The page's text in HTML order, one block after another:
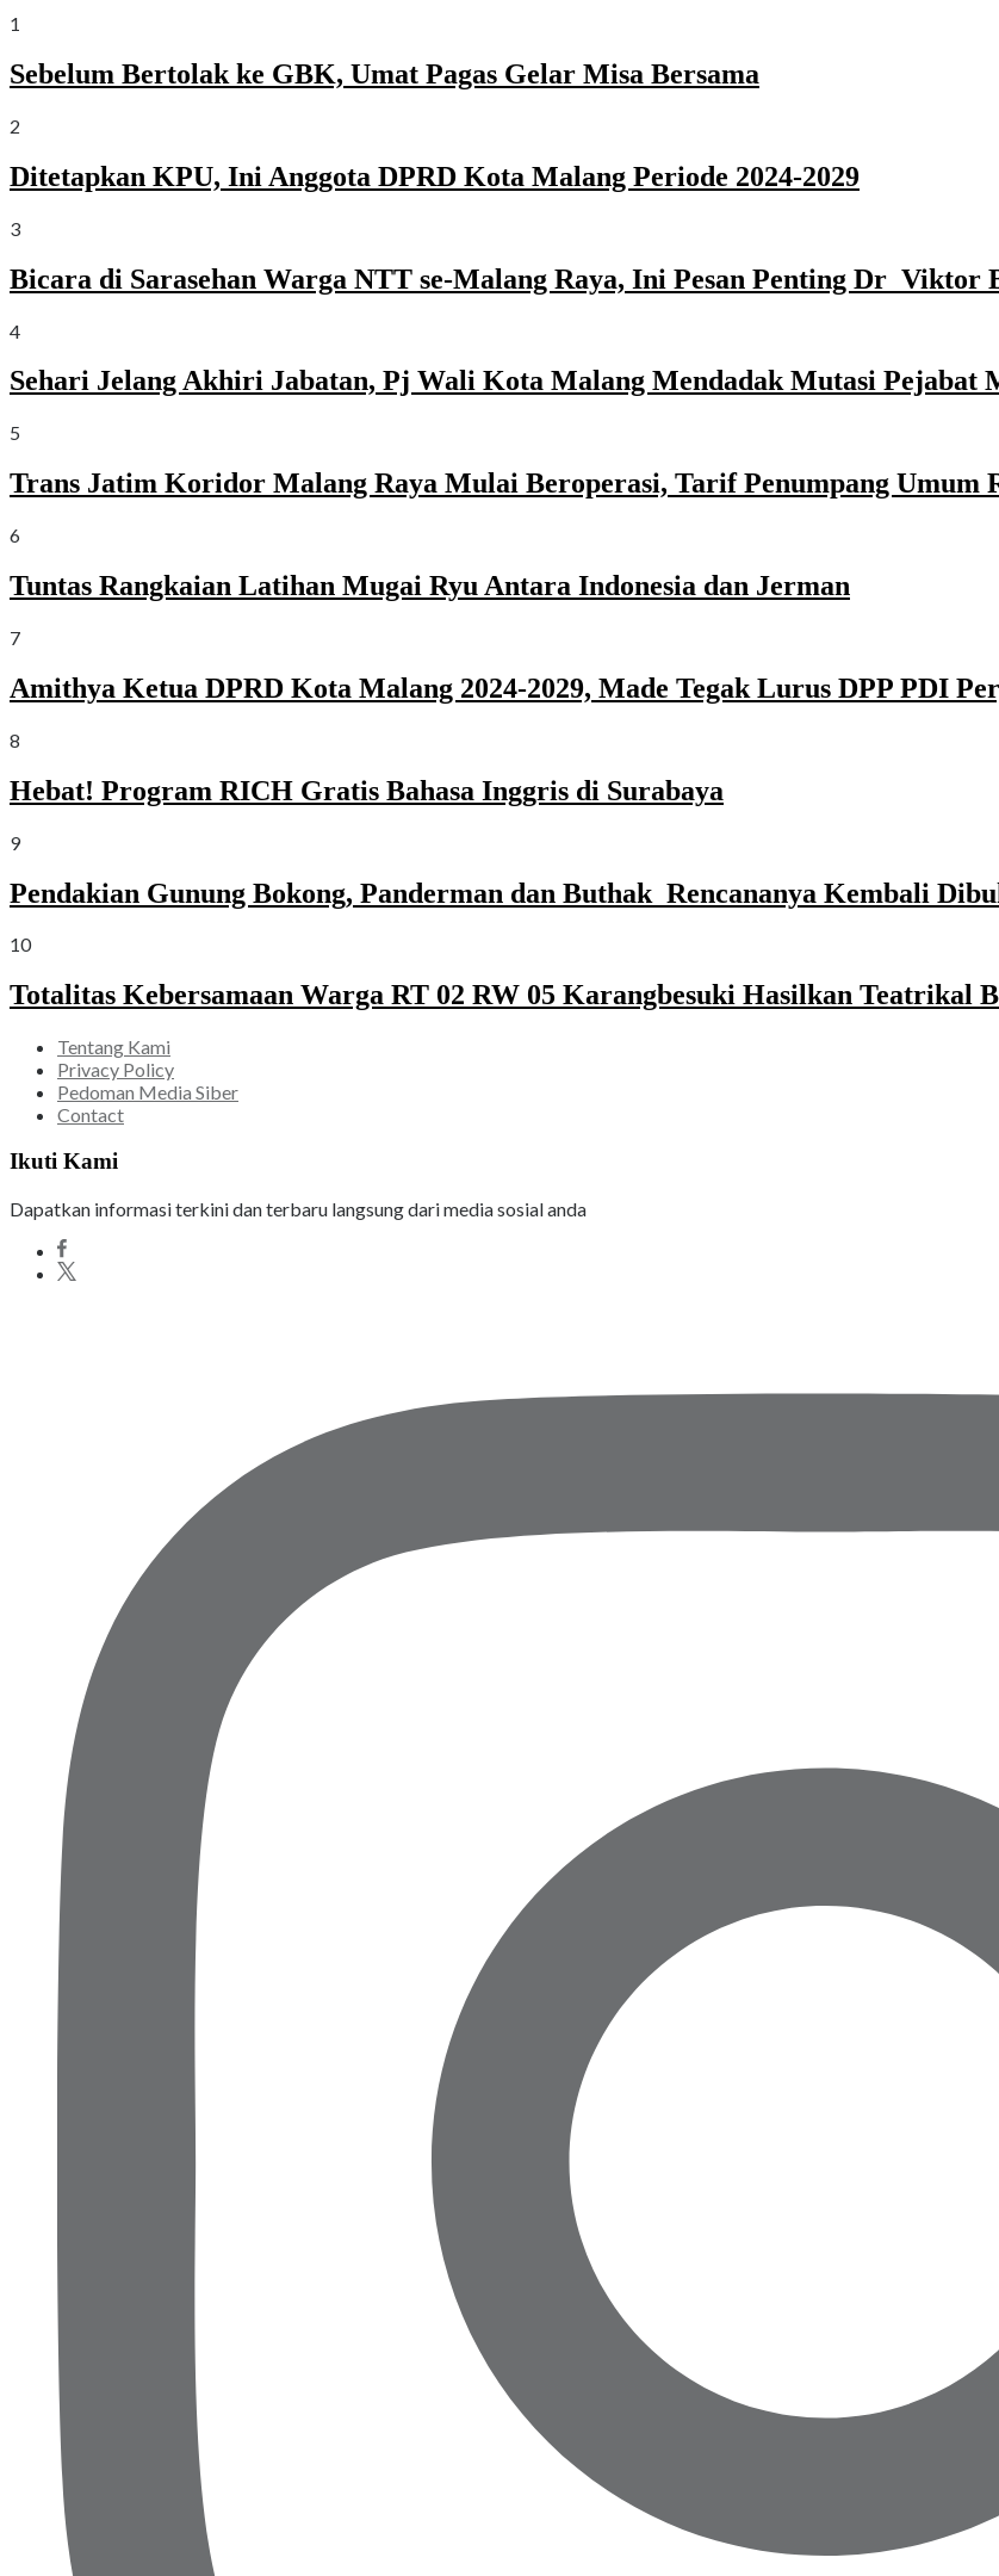
1
Sebelum Bertolak ke GBK, Umat Pagas Gelar Misa Bersama
2
Ditetapkan KPU, Ini Anggota DPRD Kota Malang Periode 2024-2029
3
Bicara di Sarasehan Warga NTT se-Malang Raya, Ini Pesan Penting Dr Viktor
4
Sehari Jelang Akhiri Jabatan, Pj Wali Kota Malang Mendadak Mutasi Pejabat
5
Trans Jatim Koridor Malang Raya Mulai Beroperasi, Tarif Penumpang Umum
6
Tuntas Rangkaian Latihan Mugai Ryu Antara Indonesia dan Jerman
7
Amithya Ketua DPRD Kota Malang 2024-2029, Made Tegak Lurus DPP PDI
8
Hebat! Program RICH Gratis Bahasa Inggris di Surabaya
9
Pendakian Gunung Bokong, Panderman dan Buthak Rencananya Kembali
10
Totalitas Kebersamaan Warga RT 02 RW 05 Karangbesuki Hasilkan Teatrikal
Tentang Kami
Privacy Policy
Pedoman Media Siber
Contact
Ikuti Kami
Dapatkan informasi terkini dan terbaru langsung dari media sosial anda